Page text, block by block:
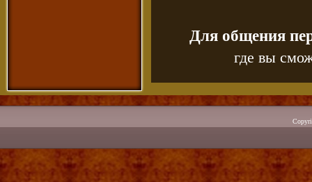
Для общения
где вы